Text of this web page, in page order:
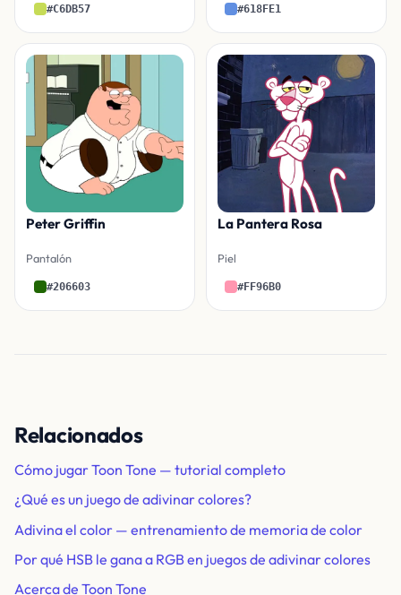
#C6DB57 #618FE1
Peter Griffin
Pantalón
#206603
La Pantera Rosa
Piel
#FF96B0
Relacionados
Cómo jugar Toon Tone — tutorial completo
¿Qué es un juego de adivinar colores?
Adivina el color — entrenamiento de memoria de color
Por qué HSB le gana a RGB en juegos de adivinar colores
Acerca de Toon Tone